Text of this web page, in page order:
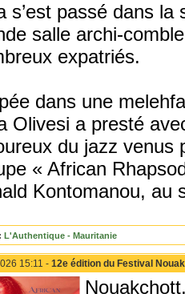
s’est passé dans la
salle archi-
expatriés.
dans une
Olivesi a presté
du jazz venus
« African
Kontomanou, au
L'Authentique - Mauritanie
15:11 - 12e édition du Festival